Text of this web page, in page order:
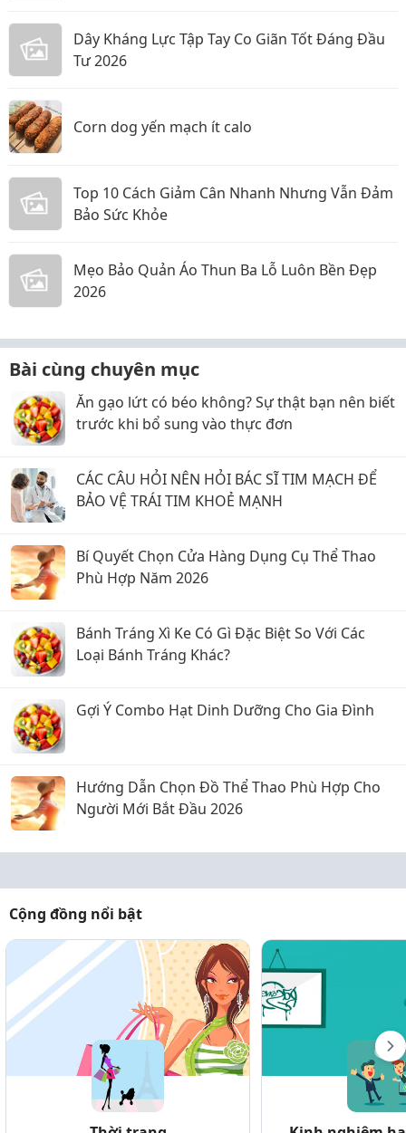
Dây Kháng Lực Tập Tay Co Giãn Tốt Đáng Đầu
Tư 2026
Corn dog yến mạch ít calo
Top 10 Cách Giảm Cân Nhanh Nhưng Vẫn Đảm
Bảo Sức Khỏe
Mẹo Bảo Quản Áo Thun Ba Lỗ Luôn Bền Đẹp
2026
Bài cùng chuyên mục
Ăn gạo lứt có béo không? Sự thật bạn nên biết
trước khi bổ sung vào thực đơn
CÁC CÂU HỎI NÊN HỎI BÁC SĨ TIM MẠCH ĐỂ
BẢO VỆ TRÁI TIM KHOẺ MẠNH
Bí Quyết Chọn Cửa Hàng Dụng Cụ Thể Thao
Phù Hợp Năm 2026
Bánh Tráng Xì Ke Có Gì Đặc Biệt So Với Các
Loại Bánh Tráng Khác?
Gợi Ý Combo Hạt Dinh Dưỡng Cho Gia Đình
Hướng Dẫn Chọn Đồ Thể Thao Phù Hợp Cho
Người Mới Bắt Đầu 2026
Cộng đồng nổi bật